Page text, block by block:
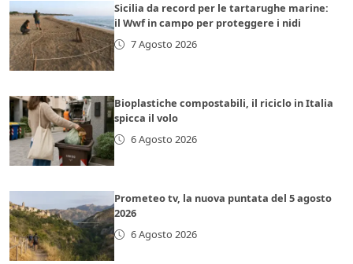
Sicilia da record per le tartarughe marine:
il Wwf in campo per proteggere i nidi
7 Agosto 2026
Bioplastiche compostabili, il riciclo in Italia
spicca il volo
6 Agosto 2026
Prometeo tv, la nuova puntata del 5 agosto
2026
6 Agosto 2026